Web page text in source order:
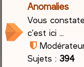
Anomalies
Vous
c'est ici ...
Sujets :394